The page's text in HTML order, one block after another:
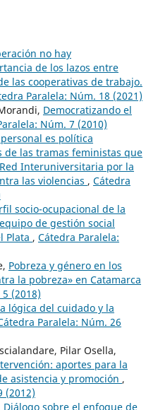
no hay
de los lazos entre
las cooperativas de trabajo.
Paralela: Núm. 18 (2021)
Democratizando el
Núm. 7 (2010)
personal es política
de las tramas feministas que
Interuniversitaria por la
las violencias , Cátedra
socio-ocupacional de la
de gestión social
Plata , Cátedra Paralela:
Pobreza y género en los
la pobreza» en Catamarca
(2018)
lógica del cuidado y la
Paralela: Núm. 26
Pilar Osella,
aportes para la
asistencia y promoción ,
(2012)
Diálogo sobre el enfoque de